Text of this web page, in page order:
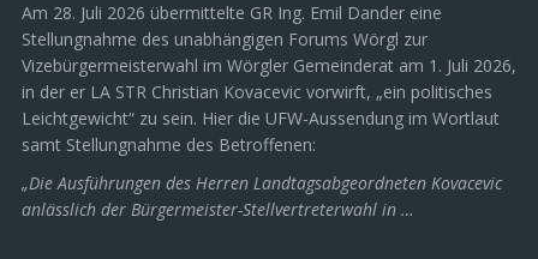
Am 28. Juli 2026 übermittelte GR Ing. Emil Dander eine
Stellungnahme des unabhängigen Forums Wörgl zur
Vizebürgermeisterwahl im Wörgler Gemeinderat am 1. Juli 2026,
in der er LA STR Christian Kovacevic vorwirft, „ein politisches
Leichtgewicht“ zu sein. Hier die UFW-Aussendung im Wortlaut
samt Stellungnahme des Betroffenen:
„Die Ausführungen des Herren Landtagsabgeordneten Kovacevic
anlässlich der Bürgermeister-Stellvertreterwahl in …